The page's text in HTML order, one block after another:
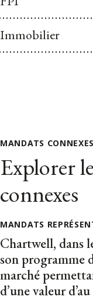
Immobilier
MANDATS CONNEXES
Explorer
connexes
MANDATS
Chartwell, dans
son programme
marché
d’une valeur